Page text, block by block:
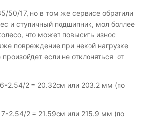
50/17, но в том же сервисе обратили
и ступичный подшипник, мол боллее
что может повысить износ
повреждение при некой нагрузке
произойдет если не отклоняться от
2 = 20.32см или 203.2 мм (по
2 = 21.59см или 215.9 мм (по